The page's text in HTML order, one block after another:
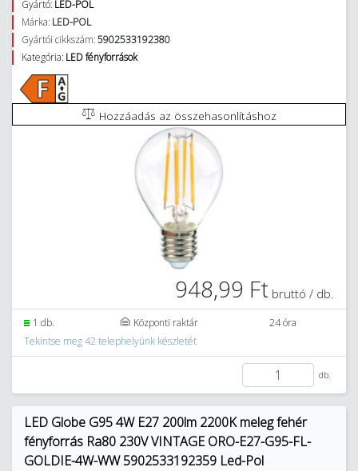
Gyártó: LED-POL
Márka: LED-POL
Gyártói cikkszám:5902533192380
Kategória: LED fényforrások
Hozzáadás az összehasonlításhoz
948,99 Ft bruttó / db.
1 db. Központi raktár
24 óra
Tekintse meg 42 telephelyünk készletét
db.
LED Globe G95 4W E27 200lm 2200K meleg fehér
fényforrás Ra80 230V VINTAGE ORO-E27-G95-FL-
GOLDIE-4W-WW 5902533192359 Led-Pol